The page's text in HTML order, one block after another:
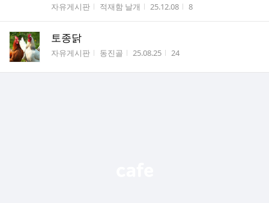
게시판명
자유게시판 작성자
적재함 날개 작성시간
25.12.08 조회수
8
토종닭
게시판명
자유게시판 작성자
동진골 작성시간
25.08.25 조회수
24